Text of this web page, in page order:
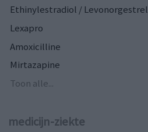
Ethinylestradiol / Levonorgestrel
Lexapro
Amoxicilline
Mirtazapine
Toon alle...
medicijn-ziekte